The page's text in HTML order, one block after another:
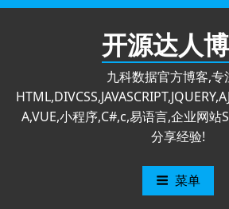
跳
开源达人
九科数据官方博客,专
A,VUE,小程序,C#,c,易语言,企业网站
分享经验!
菜单